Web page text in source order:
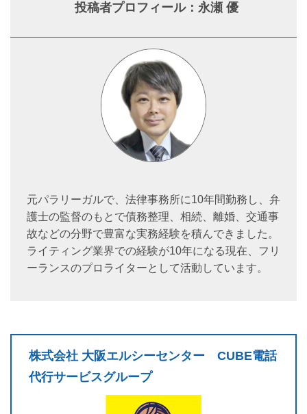
投稿者プロフィール：永瀬 優
元パラリーガルで、法律事務所に10年間勤務し、弁
護士の監督のもとで債務整理、相続、離婚、交通事
故などの分野で豊富な実務経験を積んできました。
ライティング業界での経験が10年になる現在、フリ
ーランスのプロライターとして活動しています。
株式会社 大阪エルシーセンター CUBE電話
代行サービスグループ